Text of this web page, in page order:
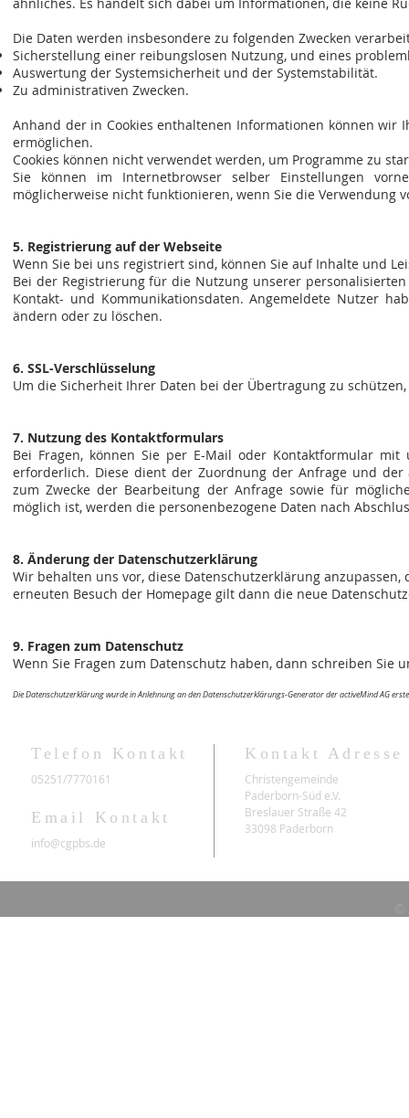
Die Daten werden insbesondere zu folgenden Zwecken
Sicherstellung einer reibungslosen Nutzung, und eines
Auswertung der Systemsicherheit und der Systemstabilität.
Zu administrativen Zwecken.
Anhand der in Cookies enthaltenen Informationen können wir
ermöglichen.
Cookies können nicht verwendet werden, um Programme zu
Sie können im Internetbrowser selber Einstellungen
möglicherweise nicht funktionieren, wenn Sie die Verwendung
5. Registrierung auf der Webseite
Wenn Sie bei uns registriert sind, können Sie auf Inhalte und
Bei der Registrierung für die Nutzung unserer
Kontakt- und Kommunikationsdaten. Angemeldete Nutzer
ändern oder zu löschen.
6. SSL-Verschlüsselung
Um die Sicherheit Ihrer Daten bei der Übertragung zu
7. Nutzung des Kontaktformulars
Bei Fragen, können Sie per E-Mail oder Kontaktformular
erforderlich. Diese dient der Zuordnung der Anfrage und
zum Zwecke der Bearbeitung der Anfrage sowie für
möglich ist, werden die personenbezogene Daten nach
8. Änderung der Datenschutzerklärung
Wir behalten uns vor, diese Datenschutzerklärung
erneuten Besuch der Homepage gilt dann die neue
9. Fragen zum Datenschutz
Wenn Sie Fragen zum Datenschutz haben, dann schreiben Sie
Die Datenschutzerklärung wurde in Anlehnung an den Datenschutzerklärungs-Generator der activeMind AG
Telefon Kontakt
05251/7770161
Email Kontakt
Kontakt Adresse
Christengemeinde
Paderborn-Süd e.V.
Breslauer Straße 42
33098 Paderborn
info@cgpbs.de